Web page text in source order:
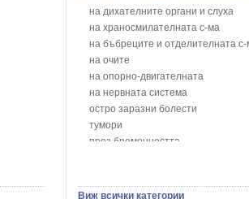
Блатен тъжник - Spirea ulmaria L.
Блян
Бобови шушулки - Phaseolus
Божур - Paeonia Decora
Борови връхчета - Pinus sylvestris
Босилек - Ocimum Basillicum
Брей - Tamus Communis
Брош - Rubia tinctorum L.
Бръшлян - Hedera helix L.
Бял имел - Viscum album L.
на дихателните органи и слуха
на храносмилателната с-ма
на бъбреците и отделителната
на очите
на опорно-двигателната
на нервната система
остро заразни болести
тумори
през бременността
сексуални проблеми
Виж всички категории